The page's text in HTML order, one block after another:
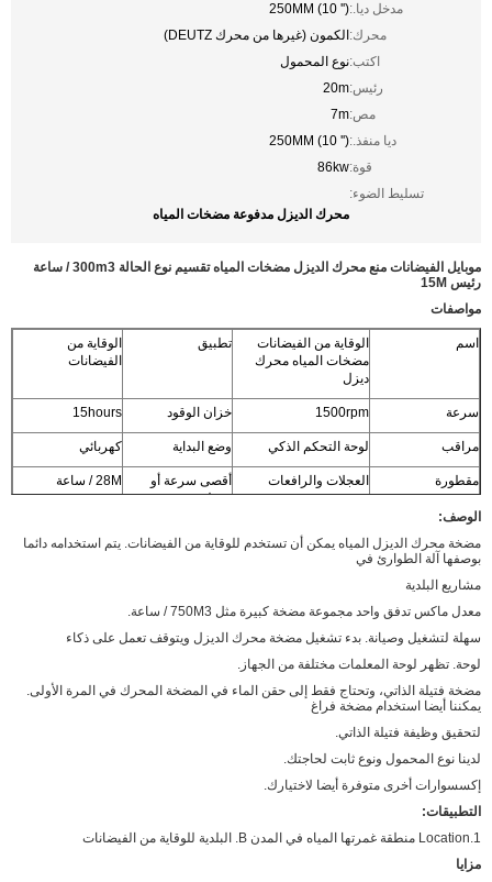
مدخل ديا.:250MM (10 '')
محرك: الكمون (غيرها من محرك DEUTZ)
اكتب:نوع المحمول
رئيس:20m
مص:7m
ديا منفذ.:250MM (10 '')
قوة:86kw
تسليط الضوء:
محرك الديزل مدفوعة مضخات المياه
موبايل الفيضانات منع محرك الديزل مضخات المياه تقسيم نوع الحالة 300m3 / ساعة
رئيس 15M
مواصفات
اسم
الوقاية من الفيضانات
مضخات المياه محرك
ديزل
تطبيق
الوقاية من
الفيضانات
سرعة 1500rpm خزان الوقود 15hours
مراقب لوحة التحكم الذكي وضع البداية كهربائي
مقطورة العجلات والرافعات
أقصى سرعة أو
مقطورة
28M / ساعة
مضخة فراغ النظام
بمساعدة فتيلة الذاتي،
العملاء
نوع من
مضخة
مضخة طرد مركزي
مضخة المحرك
سرعة
الوصف:
مضخة محرك الديزل المياه يمكن أن تستخدم للوقاية من الفيضانات. يتم استخدامه دائما
بوصفها آلة الطوارئ في
مشاريع البلدية
معدل ماكس تدفق واحد مجموعة مضخة كبيرة مثل 750M3 / ساعة.
سهلة لتشغيل وصيانة. بدء تشغيل مضخة محرك الديزل ويتوقف تعمل على ذكاء
لوحة. تظهر لوحة المعلمات مختلفة من الجهاز.
مضخة فتيلة الذاتي، وتحتاج فقط إلى حقن الماء في المضخة المحرك في المرة الأولى.
يمكننا أيضا استخدام مضخة فراغ
لتحقيق وظيفة فتيلة الذاتي.
لدينا نوع المحمول ونوع ثابت لحاجتك.
إكسسوارات أخرى متوفرة أيضا لاختيارك.
التطبيقات:
1.Location منطقة غمرتها المياه في المدن B. البلدية للوقاية من الفيضانات
مزايا